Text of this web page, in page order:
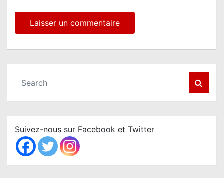
a
c
h
Suivez-nous sur Facebook et Twitter